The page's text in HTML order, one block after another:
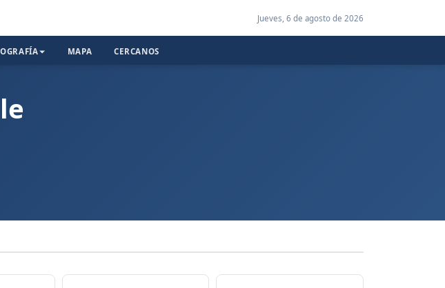
Jueves, 6 de agosto de 2026
MAPA CERCANOS